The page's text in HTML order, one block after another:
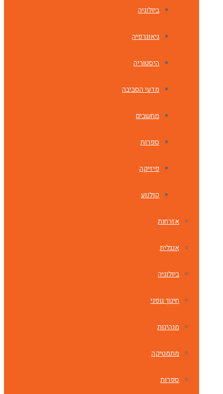
ביולוגיה
גיאוגרפיה
היסטוריה
מדעי הסביבה
מחשבים
ספרות
פיזיקה
קולנוע
אזרחות
אנגלית
ביולוגיה
חינוך גופני
מנהיגות
מתמטיקה
ספרות